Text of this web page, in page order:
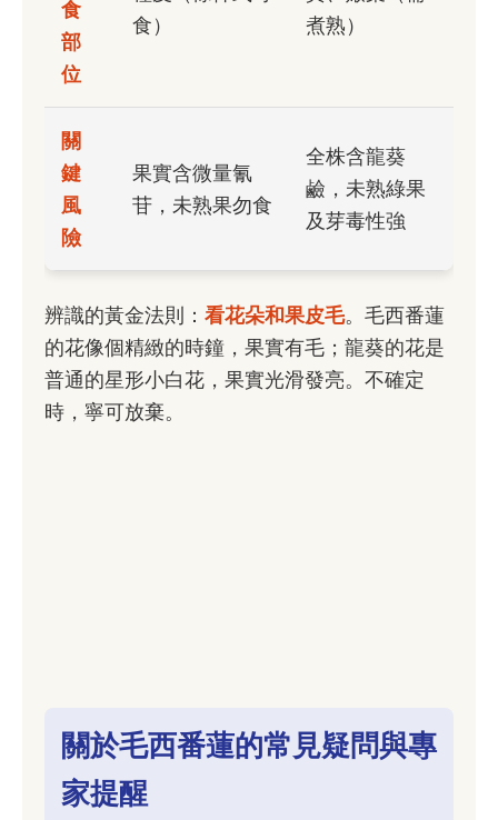
食
部
位
食）
煮熟）
關
鍵
風
險
果實含微量氰
苷，未熟果勿食
全株含龍葵
鹼，未熟綠果
及芽毒性強
辨識的黃金法則： 看花朵和果皮毛。毛西番蓮
的花像個精緻的時鐘，果實有毛；龍葵的花是
普通的星形小白花，果實光滑發亮。不確定
時，寧可放棄。
關於毛西番蓮的常見疑問與專
家提醒